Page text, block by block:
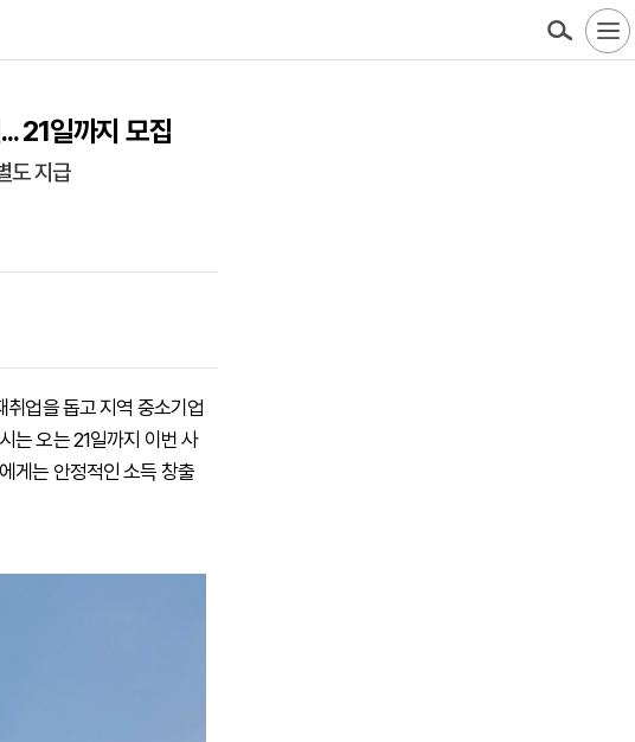
21일까지 모집
도 지급
업을 돕고 지역 중소기업
는 오는 21일까지 이번 사
게는 안정적인 소득 창출